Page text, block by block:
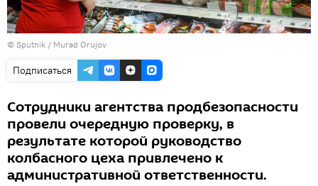
© Sputnik / Murad Orujov
Подписаться
Сотрудники агентства продбезопасности
провели очередную проверку, в
результате которой руководство
колбасного цеха привлечено к
административной ответственности.